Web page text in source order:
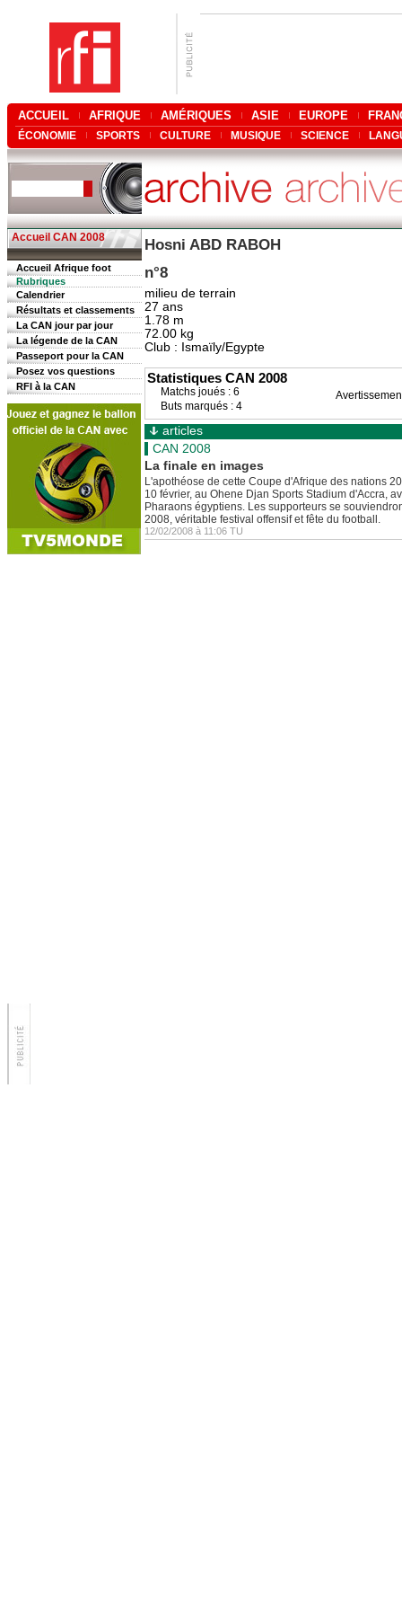
ACCUEIL AFRIQUE AMÉRIQUES ASIE EUROPE
ÉCONOMIE SPORTS CULTURE MUSIQUE SCIENCE
Accueil CAN 2008
Accueil Afrique foot
Rubriques
Calendrier
Résultats et classements
La CAN jour par jour
La légende de la CAN
Passeport pour la CAN
Posez vos questions
RFI à la CAN
Hosni ABD RABOH
n°8
milieu de terrain
27 ans
1.78 m
72.00 kg
Club : Ismaïly/Egypte
Statistiques CAN 2008
Matchs joués : 6
Buts marqués : 4
articles
CAN 2008
La finale en images
L'apothéose de cette Coupe d'Afrique des nations
10 février, au Ohene Djan Sports Stadium d'Accra,
Pharaons égyptiens. Les supporteurs se
2008, véritable festival offensif et fête du football.
12/02/2008 à 11:06 TU